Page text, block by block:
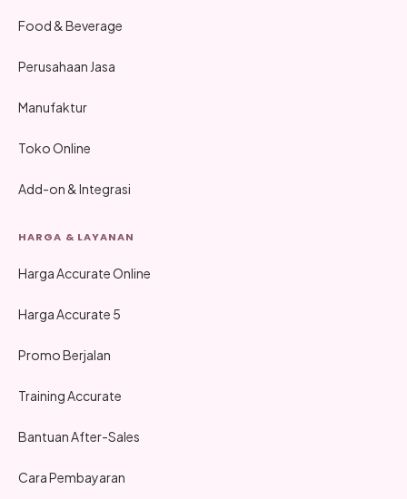
Food & Beverage
Perusahaan Jasa
Manufaktur
Toko Online
Add-on & Integrasi
HARGA & LAYANAN
Harga Accurate Online
Harga Accurate 5
Promo Berjalan
Training Accurate
Bantuan After-Sales
Cara Pembayaran